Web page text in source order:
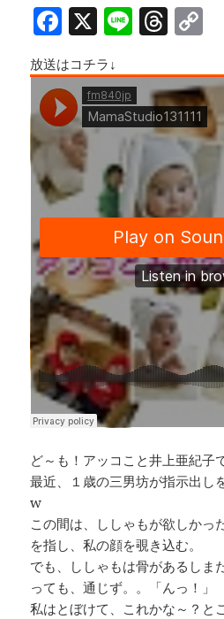
F
a
c
e
b
o
o
k
X Li
e
T
r
e
a
d
s
p
y
n
放送はコチラ↓
ど～も！アッコこと井上亜紀子
最近、１歳の三男坊が指示出し
w
この間は、ししゃもが欲しかっ
を指し、私の顔を覗き込む。
でも、ししゃもは骨があるしま
っても、通じず。。「んっ！」
私はとぼけて、これかな～？と